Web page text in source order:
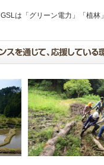
GSLは「グリーン電力」「植林